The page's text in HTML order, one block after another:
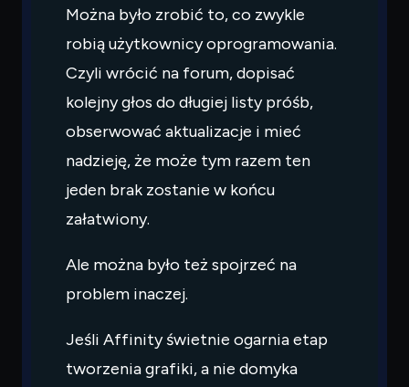
Można było zrobić to, co zwykle
robią użytkownicy oprogramowania.
Czyli wrócić na forum, dopisać
kolejny głos do długiej listy próśb,
obserwować aktualizacje i mieć
nadzieję, że może tym razem ten
jeden brak zostanie w końcu
załatwiony.
Ale można było też spojrzeć na
problem inaczej.
Jeśli Affinity świetnie ogarnia etap
tworzenia grafiki, a nie domyka